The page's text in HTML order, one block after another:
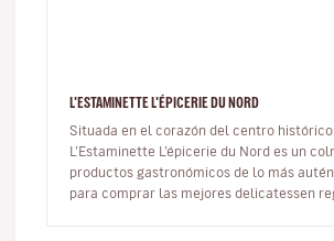
L'ESTAMINETTE L'ÉPICERIE DU NORD
Situada en el corazón del centro histórico
L’Estaminette L’épicerie du Nord es un
productos gastronómicos de lo más
para comprar las mejores delicatessen